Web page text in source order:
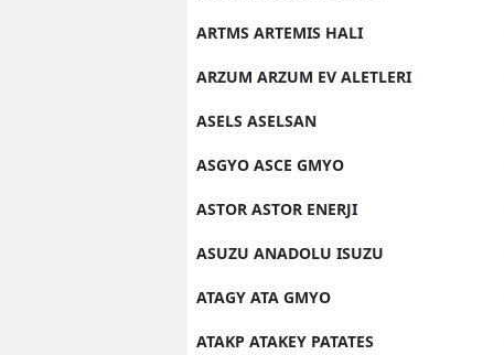
ARTMS ARTEMIS HALI
ARZUM ARZUM EV ALETLERI
ASELS ASELSAN
ASGYO ASCE GMYO
ASTOR ASTOR ENERJI
ASUZU ANADOLU ISUZU
ATAGY ATA GMYO
ATAKP ATAKEY PATATES